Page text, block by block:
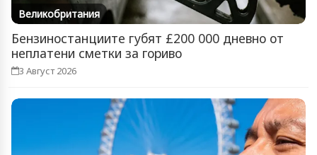
Великобритания
Бензиностанциите губят £200 000 дневно от
неплатени сметки за гориво
3 Август 2026